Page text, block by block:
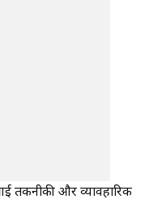
तकनीकी और व्यावहारिक